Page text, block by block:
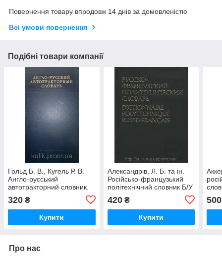
Повернення товару впродовж 14 днів за домовленістю
Всі умови повернення
Подібні товари компанії
Гольд Б. В., Кугель Р. В.
Англо-русський
автотракторний словник.
320 ₴
Купити
Александрів, Л. Б. та ін.
Російсько-французький
політехнічний словник Б/У
420₴
Купити
500
Про нас